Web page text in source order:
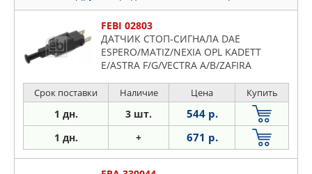
FEBI 02803
ДАТЧИК СТОП-СИГНАЛА DAE
ESPERO/MATIZ/NEXIA OPL KADETT
E/ASTRA F/G/VECTRA A/B/ZAFIRA
Срок поставки Наличие Цена Купить
1 дн. 3 шт. 544 р.
1 дн. + 671 р.